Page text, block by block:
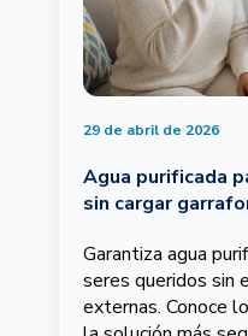
29 de abril de 2026
Agua purificada
sin cargar
Garantiza agua
seres queridos sin
externas. Conoce